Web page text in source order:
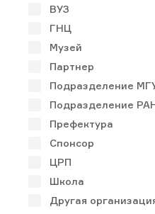
ВУЗ
ГНЦ
Музей
Партнер
Подразделение
Подразделение
Префектура
Спонсор
ЦРП
Школа
Другая